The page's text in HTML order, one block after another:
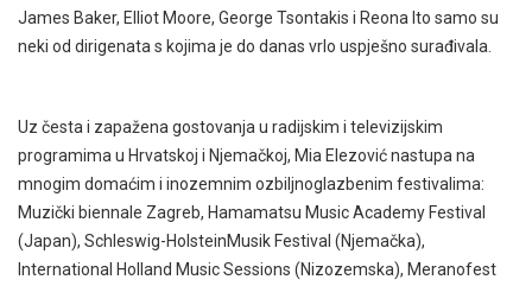
James Baker, Elliot Moore, George Tsontakis i Reona Ito samo su
neki od dirigenata s kojima je do danas vrlo uspješno surađivala.
Uz česta i zapažena gostovanja u radijskim i televizijskim
programima u Hrvatskoj i Njemačkoj, Mia Elezović nastupa na
mnogim domaćim i inozemnim ozbiljnoglazbenim festivalima:
Muzički biennale Zagreb, Hamamatsu Music Academy Festival
(Japan), Schleswig-HolsteinMusik Festival (Njemačka),
International Holland Music Sessions (Nizozemska), Meranofest